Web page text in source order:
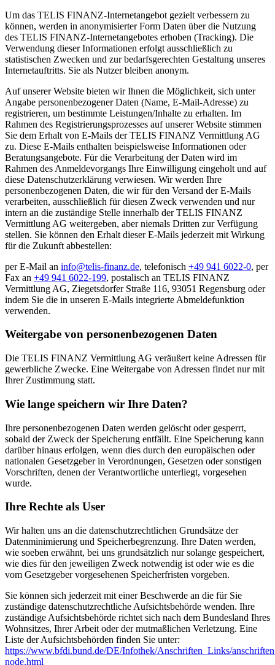
Um das TELIS FINANZ-Internetangebot gezielt verbessern zu
können, werden in anonymisierter Form Daten über die Nutzung
des TELIS FINANZ-Internetangebotes erhoben (Tracking). Die
Verwendung dieser Informationen erfolgt ausschließlich zu
statistischen Zwecken und zur bedarfsgerechten Gestaltung unseres
Internetauftritts. Sie als Nutzer bleiben anonym.
Auf unserer Website bieten wir Ihnen die Möglichkeit, sich unter
Angabe personenbezogener Daten (Name, E-Mail-Adresse) zu
registrieren, um bestimmte Leistungen/Inhalte zu erhalten. Im
Rahmen des Registrierungsprozesses auf unserer Website stimmen
Sie dem Erhalt von E-Mails der TELIS FINANZ Vermittlung AG
zu. Diese E-Mails enthalten beispielsweise Informationen oder
Beratungsangebote. Für die Verarbeitung der Daten wird im
Rahmen des Anmeldevorgangs Ihre Einwilligung eingeholt und auf
diese Datenschutzerklärung verwiesen. Wir werden Ihre
personenbezogenen Daten, die wir für den Versand der E-Mails
verarbeiten, ausschließlich für diesen Zweck verwenden und nur
intern an die zuständige Stelle innerhalb der TELIS FINANZ
Vermittlung AG weitergeben, aber niemals Dritten zur Verfügung
stellen. Sie können den Erhalt dieser E-Mails jederzeit mit Wirkung
für die Zukunft abbestellen:
per E-Mail an info@telis-finanz.de, telefonisch +49 941 6022-0, per
Fax an +49 941 6022-199, postalisch an TELIS FINANZ
Vermittlung AG, Ziegetsdorfer Straße 116, 93051 Regensburg oder
indem Sie die in unseren E-Mails integrierte Abmeldefunktion
verwenden.
Weitergabe von personenbezogenen Daten
Die TELIS FINANZ Vermittlung AG veräußert keine Adressen für
gewerbliche Zwecke. Eine Weitergabe von Adressen findet nur mit
Ihrer Zustimmung statt.
Wie lange speichern wir Ihre Daten?
Ihre personenbezogenen Daten werden gelöscht oder gesperrt,
sobald der Zweck der Speicherung entfällt. Eine Speicherung kann
darüber hinaus erfolgen, wenn dies durch den europäischen oder
nationalen Gesetzgeber in Verordnungen, Gesetzen oder sonstigen
Vorschriften, denen der Verantwortliche unterliegt, vorgesehen
wurde.
Ihre Rechte als User
Wir halten uns an die datenschutzrechtlichen Grundsätze der
Datenminimierung und Speicherbegrenzung. Ihre Daten werden,
wie soeben erwähnt, bei uns grundsätzlich nur solange gespeichert,
wie dies für den jeweiligen Zweck notwendig ist oder wie es die
vom Gesetzgeber vorgesehenen Speicherfristen vorgeben.
Sie können sich jederzeit mit einer Beschwerde an die für Sie
zuständige datenschutzrechtliche Aufsichtsbehörde wenden. Ihre
zuständige Aufsichtsbehörde richtet sich nach dem Bundesland Ihres
Wohnsitzes, Ihrer Arbeit oder der mutmaßlichen Verletzung. Eine
Liste der Aufsichtsbehörden finden Sie unter:
https://www.bfdi.bund.de/DE/Infothek/Anschriften_Links/
node.html